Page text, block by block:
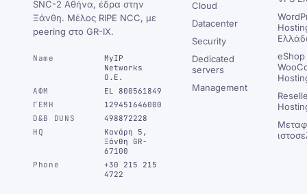
SNC-2 Αθήνα, έδρα στην
Ξάνθη. Μέλος RIPE NCC, με
peering στο GR-IX.
Name
MyIP
Networks
Ο.Ε.
ΑΦΜ
EL 800561849
ΓΕΜΗ
129451646000
D&B DUNS
498872228
HQ
Κανάρη 5,
Ξάνθη GR-
67100
Phone
+30 215 215
4722
Cloud
Datacenter
Security
Dedicated
servers
Management